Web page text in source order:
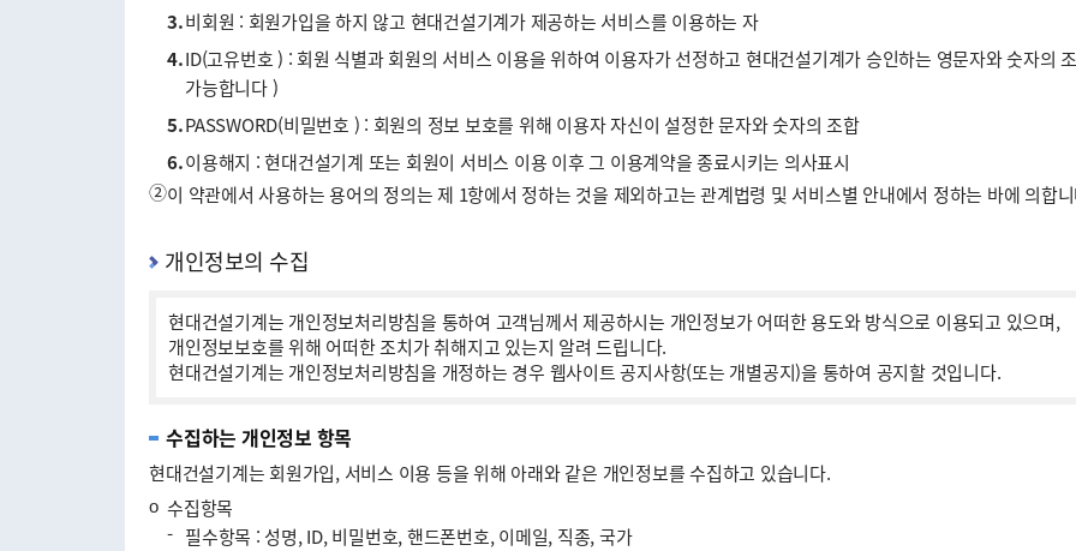
3.비회원 : 회원가입을 하지 않고 현대건설기계가 제공하는 서비스를 이용하는 자
4.ID(고유번호 ) : 회원 식별과 회원의 서비스 이용을 위하여 이용자가 선정하고 현대건설기계가 승인하는 영문자와 숫자의
가능합니다 )
5.PASSWORD(비밀번호 ) : 회원의 정보 보호를 위해 이용자 자신이 설정한 문자와 숫자의 조합
6.이용해지 : 현대건설기계 또는 회원이 서비스 이용 이후 그 이용계약을 종료시키는 의사표시
②이 약관에서 사용하는 용어의 정의는 제 1항에서 정하는 것을 제외하고는 관계법령 및 서비스별 안내에서 정하는 바에 의합
개인정보의 수집
현대건설기계는 개인정보처리방침을 통하여 고객님께서 제공하시는 개인정보가 어떠한 용도와 방식으로 이용되고 있으며,
개인정보보호를 위해 어떠한 조치가 취해지고 있는지 알려 드립니다.
현대건설기계는 개인정보처리방침을 개정하는 경우 웹사이트 공지사항(또는 개별공지)을 통하여 공지할 것입니다.
수집하는 개인정보 항목
현대건설기계는 회원가입, 서비스 이용 등을 위해 아래와 같은 개인정보를 수집하고 있습니다.
ο 수집항목
- 필수항목 : 성명, ID, 비밀번호, 핸드폰번호, 이메일, 직종, 국가